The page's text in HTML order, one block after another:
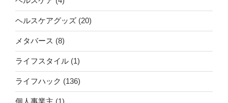
ヘルスケアグッズ (20)
メタバース (8)
ライフスタイル (1)
ライフハック (136)
個人事業主 (1)